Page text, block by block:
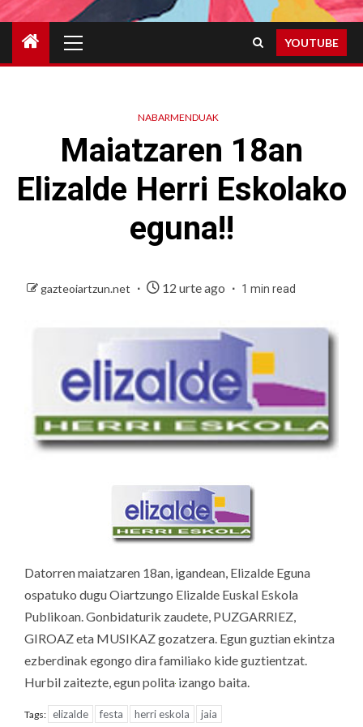
Menu
YOUTUBE
NABARMENDUAK
Maiatzaren 18an
Elizalde Herri Eskolako
eguna!!
gazteoiartzun.net 12 urte ago 1 min read
Datorren maiatzaren 18an, igandean, Elizalde Eguna
ospatuko dugu Oiartzungo Elizalde Euskal Eskola
Publikoan. Gonbidaturik zaudete, PUZGARRIEZ,
GIROAZ eta MUSIKAZ gozatzera. Egun guztian ekintza
ezberdinak egongo dira familiako kide guztientzat.
Hurbil zaitezte, egun polita izango baita.
Tags: elizalde festa herri eskola jaia